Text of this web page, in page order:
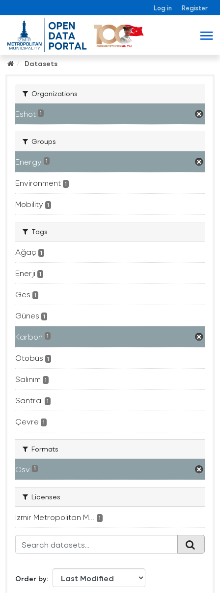
Log in Register
Datasets
Organizations
Eshot 1
Groups
Energy 1
Environment 1
Mobility 1
Tags
Ağaç 1
Enerji 1
Ges 1
Güneş 1
Karbon 1
Otobüs 1
Salınım 1
Santral 1
Çevre 1
Formats
Csv 1
Licenses
Izmir Metropolitan M... 1
Order by